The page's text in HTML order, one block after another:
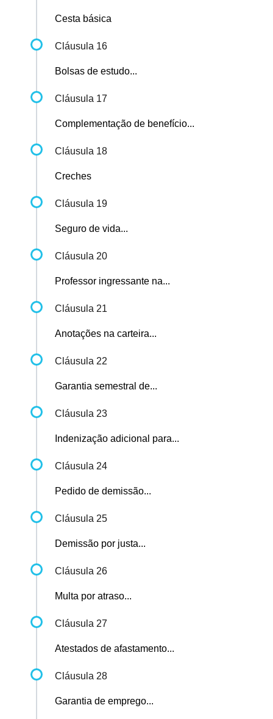
Cesta básica
Cláusula 16
Bolsas de estudo...
Cláusula 17
Complementação de benefício...
Cláusula 18
Creches
Cláusula 19
Seguro de vida...
Cláusula 20
Professor ingressante na...
Cláusula 21
Anotações na carteira...
Cláusula 22
Garantia semestral de...
Cláusula 23
Indenização adicional para...
Cláusula 24
Pedido de demissão...
Cláusula 25
Demissão por justa...
Cláusula 26
Multa por atraso...
Cláusula 27
Atestados de afastamento...
Cláusula 28
Garantia de emprego...